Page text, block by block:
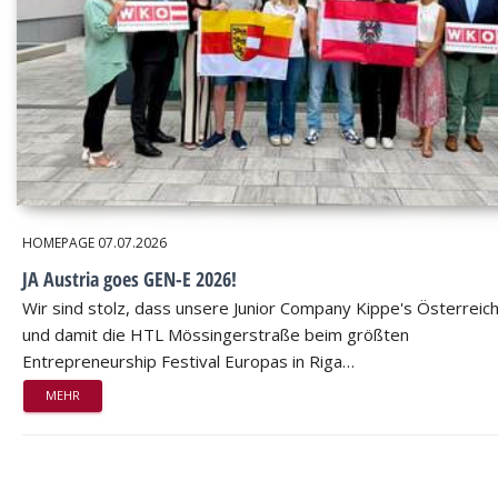
HOMEPAGE 07.07.2026
JA Austria goes GEN-E 2026!
Wir sind stolz, dass unsere Junior Company Kippe's Österreich
und damit die HTL Mössingerstraße beim größten
Entrepreneurship Festival Europas in Riga…
MEHR